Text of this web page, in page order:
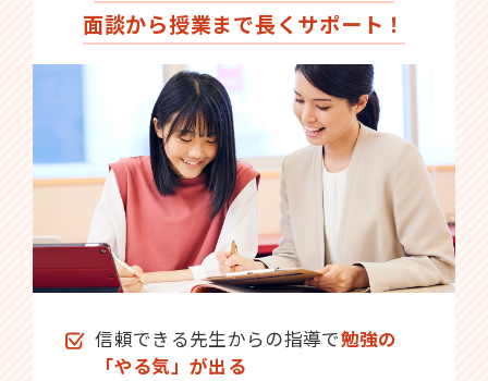
面談から授業まで長くサポート！
信頼できる先生からの指導で勉強の
「やる気」が出る